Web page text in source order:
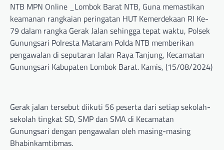
NTB MPN Online _Lombok Barat NTB, Guna memastikan
keamanan rangkaian peringatan HUT Kemerdekaan RI Ke-
79 dalam rangka Gerak Jalan sehingga tepat waktu, Polsek
Gunungsari Polresta Mataram Polda NTB memberikan
pengawalan di seputaran Jalan Raya Tanjung, Kecamatan
Gunungsari Kabupaten Lombok Barat. Kamis, (15/08/2024)
Gerak jalan tersebut diikuti 56 peserta dari setiap sekolah-
sekolah tingkat SD, SMP dan SMA di Kecamatan
Gunungsari dengan pengawalan oleh masing-masing
Bhabinkamtibmas.